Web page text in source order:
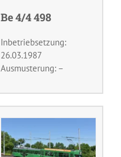
Be 4/4 498
Inbetriebsetzung:
26.03.1987
Ausmusterung: –